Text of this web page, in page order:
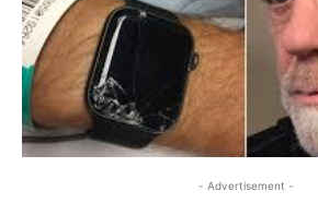
- Advertisement -